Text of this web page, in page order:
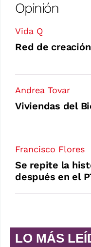
Opinión
Vida Q
Red de
Andrea Tovar
Viviendas del
Francisco Flores
Se repite la
después en el
LO MÁS